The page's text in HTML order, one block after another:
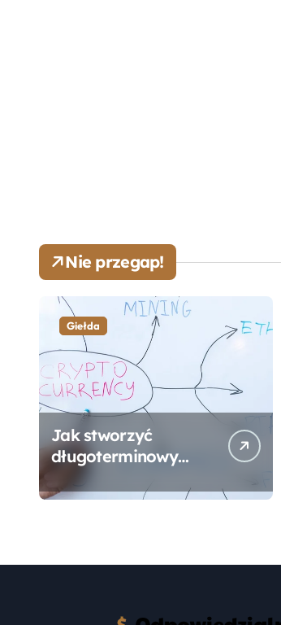
Nie przegap!
Giełda
Jak stworzyć
długoterminowy
10-20 lat?